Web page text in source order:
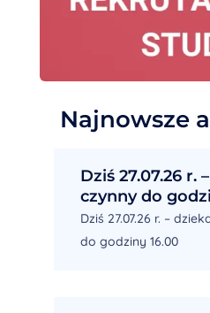
Najnowsze
Dziś 27.07.26 r.
czynny do
Dziś 27.07.26 r. –
do godziny 16.00